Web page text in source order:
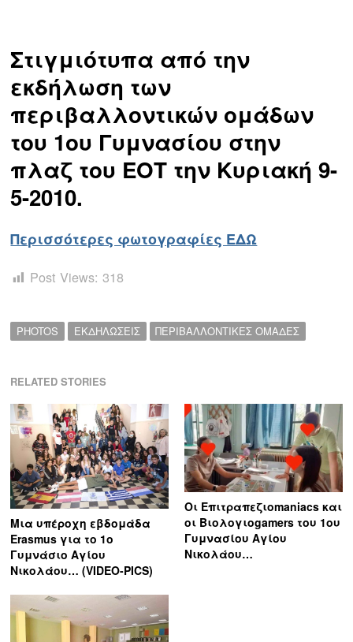
Στιγμιότυπα από την
εκδήλωση των
περιβαλλοντικών ομάδων
του 1ου Γυμνασίου στην
πλαζ του ΕΟΤ την Κυριακή 9-
5-2010.
Περισσότερες φωτογραφίες ΕΔΩ
Post Views: 318
PHOTOS ΕΚΔΗΛΩΣΕΙΣ ΠΕΡΙΒΑΛΛΟΝΤΙΚΕΣ ΟΜΑΔΕΣ
RELATED STORIES
Μια υπέροχη εβδομάδα
Erasmus για το 1ο
Γυμνάσιο Αγίου
Νικολάου… (VIDEO-PICS)
Οι Επιτραπεζιοmaniacs και
οι Βιολογιοgamers του 1ου
Γυμνασίου Αγίου
Νικολάου…
Πλοήγηση
άρθρων